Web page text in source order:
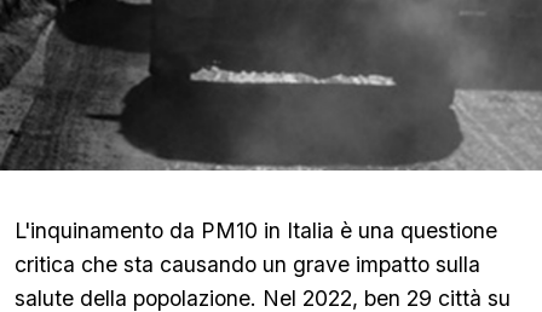
L'inquinamento da PM10 in Italia è una questione
critica che sta causando un grave impatto sulla
salute della popolazione. Nel 2022, ben 29 città su